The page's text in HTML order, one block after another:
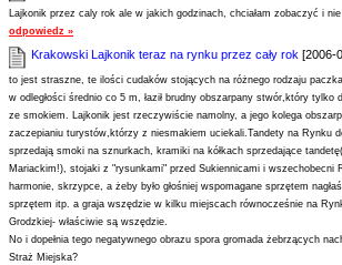
Lajkonik przez caly rok ale w jakich godzinach, chciałam zobaczyć i
odpowiedz »
Krakowski Lajkonik teraz na rynku przez cały rok [2006-
to jest straszne, te ilości cudaków stojących na różnego rodzaju
w odległości średnio co 5 m, łaził brudny obszarpany stwór,który tylko
ze smokiem. Lajkonik jest rzeczywiście namolny, a jego kolega
zaczepianiu turystów,którzy z niesmakiem uciekali.Tandety na Rynku
sprzedają smoki na sznurkach, kramiki na kółkach sprzedające
Mariackim!), stojaki z "rysunkami" przed Sukiennicami i wszechobecni
harmonie, skrzypce, a żeby było głośniej wspomagane sprzętem
sprzętem itp. a graja wszędzie w kilku miejscach równocześnie na
Grodzkiej- właściwie są wszędzie.
No i dopełnia tego negatywnego obrazu spora gromada żebrzących
Straż Miejska?